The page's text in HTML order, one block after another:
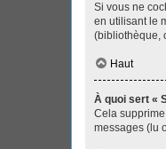
Si vous ne
en utilisant le
(bibliothèque,
Haut
À quoi sert «
Cela
messages (lu